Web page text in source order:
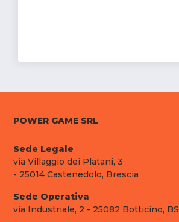
POWER GAME SRL
Sede Legale
via Villaggio dei Platani, 3
- 25014 Castenedolo, Brescia
Sede Operativa
via Industriale, 2 - 25082 Botticino, BS